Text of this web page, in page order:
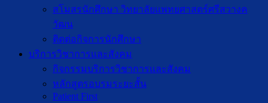
สโมสรนักศึกษา วิทยาลัยแพทยศาสตร์ศรีสวางค
วัฒน
ติดต่อกิจการนักศึกษา
บริการวิชาการและสังคม
กิจกรรมบริการวิชาการและสังคม
หลักสูตรอบรมระยะสั้น
Patient First